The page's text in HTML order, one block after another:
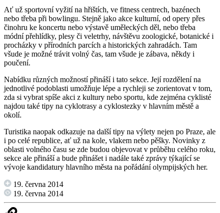
Ať už sportovní vyžití na hřištích, ve fitness centrech, bazénech
nebo třeba při bowlingu. Stejně jako akce kulturní, od opery přes
činohru ke koncertu nebo výstavě uměleckých děl, nebo třeba
módní přehlídky, plesy či veletrhy, návštěvu zoologické, botanické i
procházky v přírodních parcích a historických zahradách. Tam
všude je možné trávit volný čas, tam všude je zábava, někdy i
poučení.
Nabídku různých možností přináší i tato sekce. Její rozdělení na
jednotlivé podoblasti umožňuje lépe a rychleji se zorientovat v tom,
zda si vybrat spíše akci z kultury nebo sportu, kde zejména cyklisté
najdou také tipy na cyklotrasy a cyklostezky v hlavním městě a
okolí.
Turistika naopak odkazuje na další tipy na výlety nejen po Praze, ale
i po celé republice, ať už na kole, vlakem nebo pěšky. Novinky z
oblasti volného času se zde budou objevovat v průběhu celého roku,
sekce ale přináší a bude přinášet i nadále také zprávy týkající se
vývoje kandidatury hlavního města na pořádání olympijských her.
19. června 2014
19. června 2014